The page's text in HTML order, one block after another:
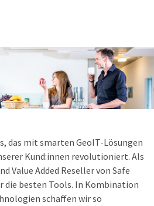
das mit smarten GeoIT-Lösungen
Kund:innen revolutioniert. Als
Value Added Reseller von Safe
die besten Tools. In Kombination
schaffen wir so